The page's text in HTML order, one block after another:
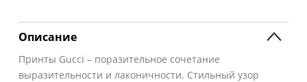
Описание
Принты Gucci – поразительное сочетание
выразительности и лаконичности. Стильный узор